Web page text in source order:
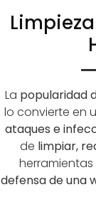
La popularidad
lo convierte en
ataques e
de limpiar,
defensa de una